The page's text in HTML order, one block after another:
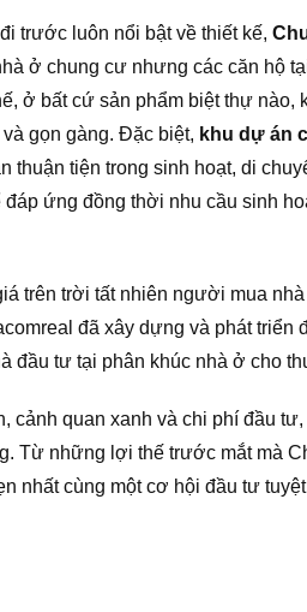
trước luôn nổi bật về thiết kế,
ở chung cư nhưng các căn hộ
ở bất cứ sản phẩm biệt thự
gọn gàng. Đặc biệt, khu dự án
thuận tiện trong sinh hoạt, di
ứng đồng thời nhu cầu sinh
trên trời tất nhiên người mua
đã xây dựng và phát
đầu tư tại phân khúc nhà ở cho
cảnh quan xanh và chi phí đầu
Từ những lợi thế trước mắt mà
nhất cùng một cơ hội đầu tư